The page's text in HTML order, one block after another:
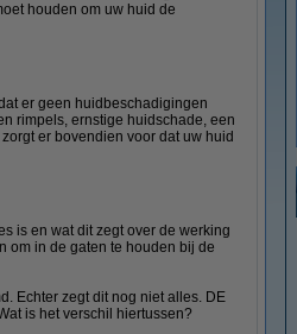
houden om uw huid de
er geen huidbeschadigingen
rimpels, ernstige huidschade, een
er bovendien voor dat uw huid
is en wat dit zegt over de werking
om in de gaten te houden bij de
Echter zegt dit nog niet alles. DE
Wat is het verschil hiertussen?